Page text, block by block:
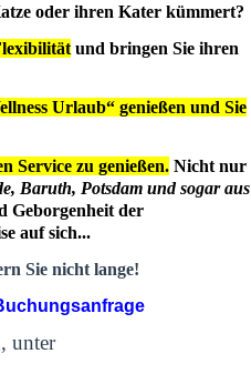
oder ihren Kater kümmert?
und bringen Sie ihren
Urlaub“ genießen und Sie
Service zu genießen.Nicht nur
Baruth, Potsdam und sogar aus
Geborgenheit der
auf sich...
Sie nicht lange!
unter